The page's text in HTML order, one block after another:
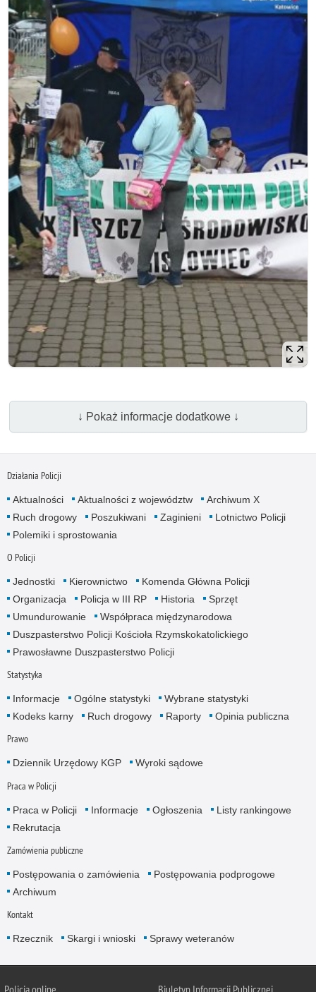
↓ Pokaż informacje dodatkowe ↓
Działania Policji
Aktualności Aktualności z województw
Archiwum X
Ruch drogowy
Poszukiwani Zaginieni
Lotnictwo Policji
Polemiki i sprostowania
O Policji
Jednostki Kierownictwo
Komenda Główna Policji
Organizacja
Policja w III RP Historia
Sprzęt
Umundurowanie
Współpraca międzynarodowa
Duszpasterstwo Policji Kościoła Rzymskokatolickiego
Prawosławne Duszpasterstwo Policji
Statystyka
Informacje Ogólne statystyki
Wybrane statystyki
Kodeks karny
Ruch drogowy Raporty Opinia publiczna
Prawo
Dziennik Urzędowy KGP Wyroki sądowe
Praca w Policji
Praca w Policji Informacje Ogłoszenia
Listy rankingowe
Rekrutacja
Zamówienia publiczne
Postępowania o zamówienia
Postępowania podprogowe
Archiwum
Kontakt
Rzecznik Skargi i wnioski Sprawy weteranów
Policjaonline Biuletyn Informacji Publicznej